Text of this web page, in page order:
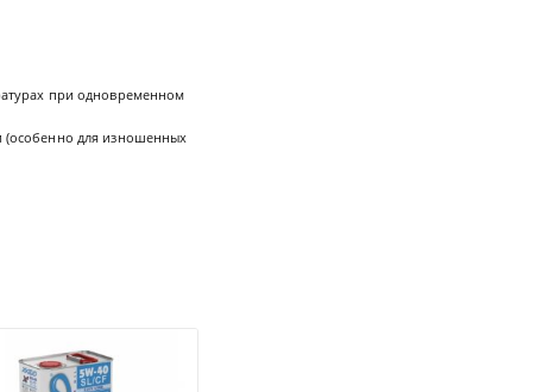
при одновременном
(особенно для изношенных